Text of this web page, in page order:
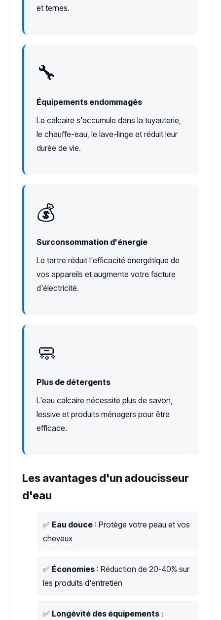
et ternes.
🔧
Équipements endommagés
Le calcaire s'accumule dans la tuyauterie,
le chauffe-eau, le lave-linge et réduit leur
durée de vie.
💰
Surconsommation d'énergie
Le tartre réduit l'efficacité énergétique de
vos appareils et augmente votre facture
d'électricité.
🧼
Plus de détergents
L'eau calcaire nécessite plus de savon,
lessive et produits ménagers pour être
efficace.
Les avantages d'un adoucisseur
d'eau
✅ Eau douce : Protège votre peau et vos
cheveux
✅ Économies : Réduction de 20-40% sur
les produits d'entretien
✅ Longévité des équipements :